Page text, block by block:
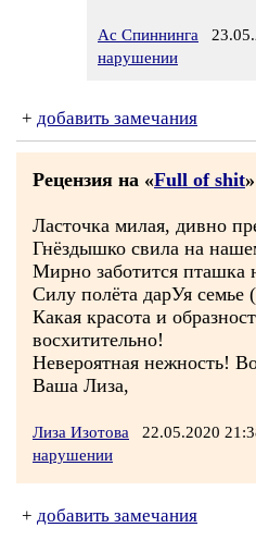
Ас Спиннинга
нарушении
+ добавить замечания
Рецензия на «Full of shit
Ласточка милая, дивно
Гнёздышко свила на
Мирно заботится пташка
Силу полёта дарУя семье
Какая красота и
восхитительно!
Невероятная нежность!
Ваша Лиза,
Лиза Изотова 22.05.2020
нарушении
+ добавить замечания